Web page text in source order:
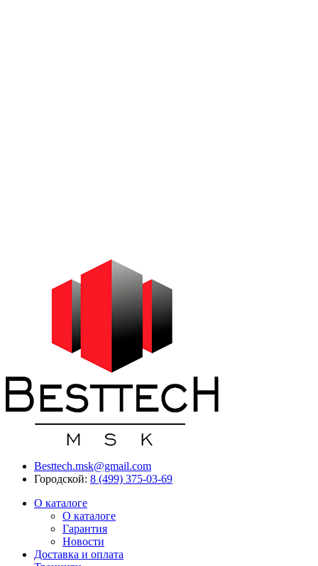
Besttech.msk@gmail.com
Городской: 8 (499) 375-03-69
О каталоге
О каталоге
Гарантия
Новости
Доставка и оплата